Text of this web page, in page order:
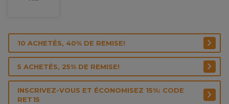
10 ACHETÉS, 40% DE REMISE!
5 ACHETÉS, 25% DE REMISE!
INSCRIVEZ-VOUS ET ÉCONOMISEZ 15%: CODE
RET15